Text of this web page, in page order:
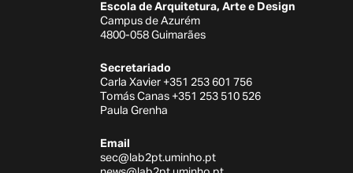
Escola de Arquitetura, Arte e Design
Campus de Azurém
4800-058 Guimarães
Secretariado
Carla Xavier +351 253 601 756
Tomás Canas +351 253 510 526
Paula Grenha
Email
sec@lab2pt.uminho.pt